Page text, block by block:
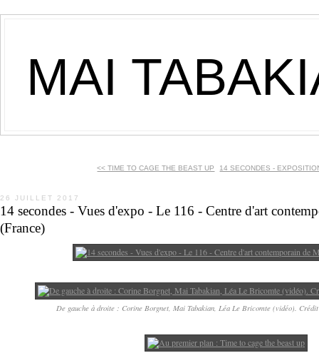
MAI
<< TIME TO CAGE THE BEAST UP 14 SECONDES -
26 JUILLET 2017
14 secondes - Vues d'expo - Le 116 - Centre d'art
(France)
De gauche à droite : Corine Borgnet, Mai Tabakian, Léa Le Bricomte (vidéo).